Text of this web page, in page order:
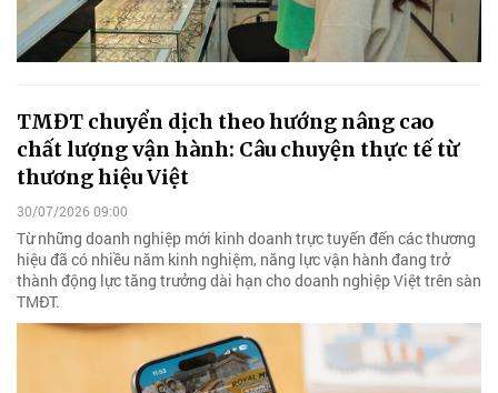
TMĐT chuyển dịch theo hướng nâng cao
chất lượng vận hành: Câu chuyện thực tế từ
thương hiệu Việt
30/07/2026 09:00
Từ những doanh nghiệp mới kinh doanh trực tuyến đến các thương
hiệu đã có nhiều năm kinh nghiệm, năng lực vận hành đang trở
thành động lực tăng trưởng dài hạn cho doanh nghiệp Việt trên sàn
TMĐT.